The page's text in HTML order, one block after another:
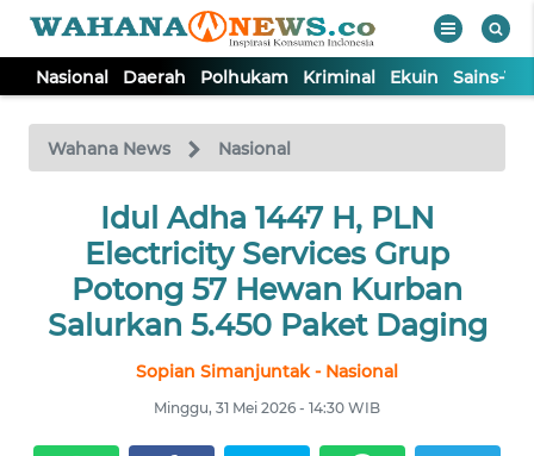
Nasional Daerah Polhukam Kriminal Ekuin Sains-
Wahana News Nasional
Idul Adha 1447 H, PLN
Electricity Services Grup
Potong 57 Hewan Kurban
Salurkan 5.450 Paket Daging
Sopian Simanjuntak - Nasional
Minggu, 31 Mei 2026 - 14:30 WIB
TV
Tutup
NASIONAL
DAERAH